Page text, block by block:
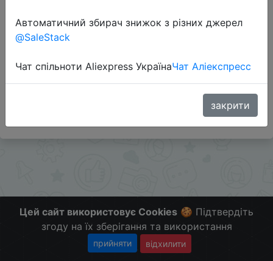
Слідкуйте за знижками на мобільному, в телеграм
Цей сайт використовує Cookies 🍪 Підтвердіть
згоду на їх зберігання та використання
прийняти відхилити
Автоматичний збирач знижок з різних джерел
@SaleStack
Чат спільноти Aliexpress УкраїнаЧат Аліекспресс
закрити